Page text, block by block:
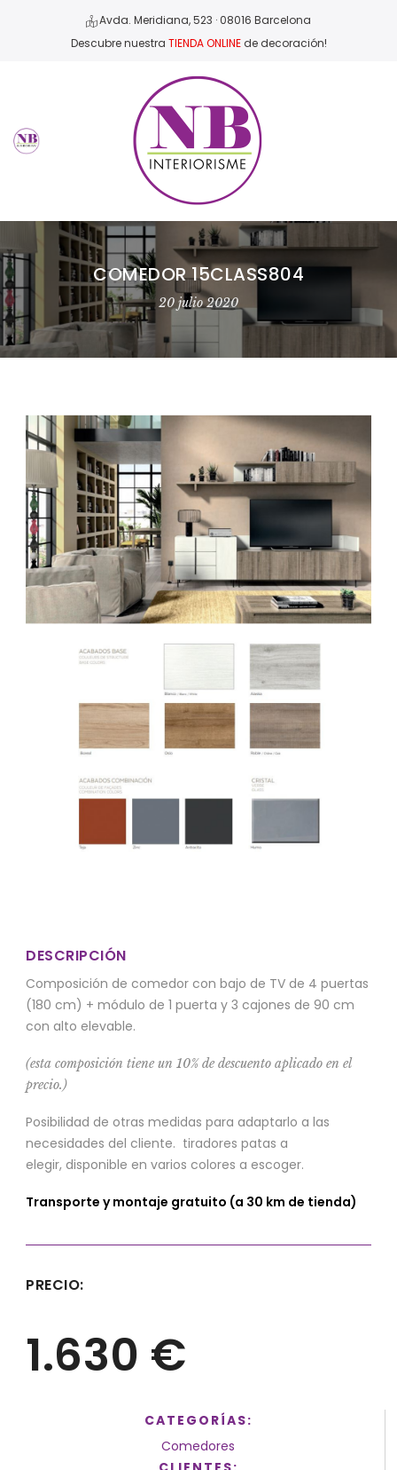
Avda. Meridiana, 523 · 08016 Barcelona
Descubre nuestra TIENDA ONLINEde decoración!
COMEDOR 15CLASS804
20 julio 2020
DESCRIPCIÓN
Composición de comedor con bajo de TV de 4 puertas
(180 cm) + módulo de 1 puerta y 3 cajones de 90 cm
con alto elevable.
(esta composición tiene un 10% de descuento aplicado en el
precio.)
Posibilidad de otras medidas para adaptarlo a las
necesidades del cliente. tiradores patas a
elegir, disponible en varios colores a escoger.
Transporte y montaje gratuito (a 30 km de tienda)
PRECIO:
1.630 €
CATEGORÍAS:
Comedores